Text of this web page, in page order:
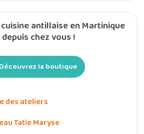
antillaise en Martinique
chez vous !
Découvrez la boutique
des ateliers
Tatie Maryse